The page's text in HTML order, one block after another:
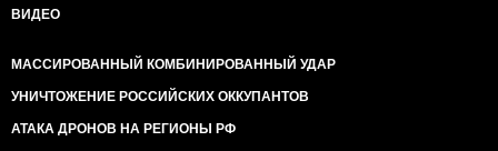
ВИДЕО
МАССИРОВАННЫЙ КОМБИНИРОВАННЫЙ УДАР
УНИЧТОЖЕНИЕ РОССИЙСКИХ ОККУПАНТОВ
АТАКА ДРОНОВ НА РЕГИОНЫ РФ